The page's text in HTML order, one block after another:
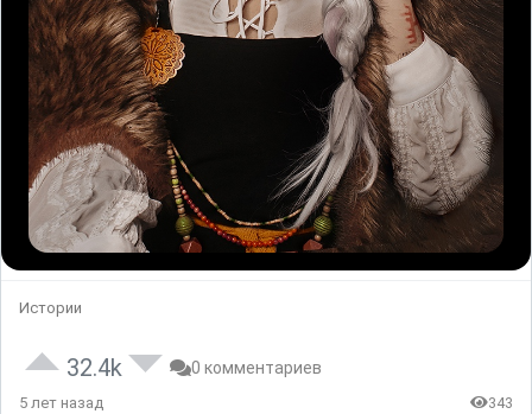
Истории
32.4k 0 комментариев
5 лет назад 343